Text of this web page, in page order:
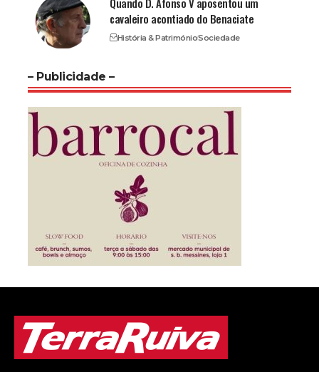
cavaleiro acontiado do Benaciate
História & PatrimónioSociedade
– Publicidade –